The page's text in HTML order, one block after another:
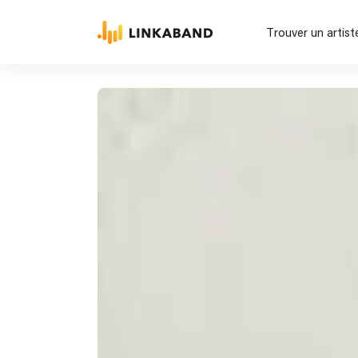
Trouver un